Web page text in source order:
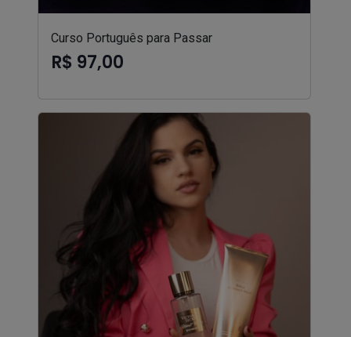
Curso Português para Passar
R$ 97,00